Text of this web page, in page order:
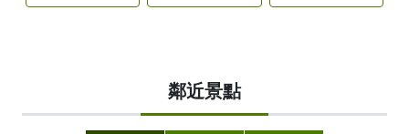
鄰近景點